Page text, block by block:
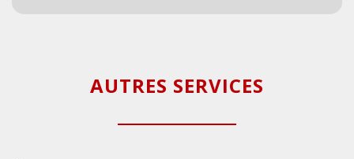
AUTRES SERVICES